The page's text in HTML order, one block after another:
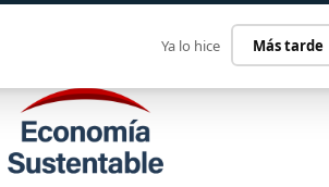
Ya lo hice Más tarde